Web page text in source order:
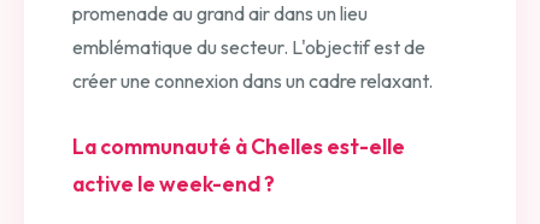
promenade au grand air dans un lieu
emblématique du secteur. L'objectif est de
créer une connexion dans un cadre relaxant.
La communauté à Chelles est-elle
active le week-end ?